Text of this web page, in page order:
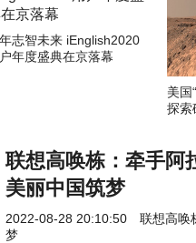
志智未来 iEnglish2020
年度盛典在京落幕
美国
探索
联想高唤栋：牵手阿
美丽中国筑梦
2022-08-28 20:10:50
联想高唤
梦